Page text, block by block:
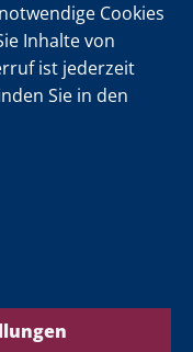
Cookies
Inhalte von
ist jederzeit
Sie in den